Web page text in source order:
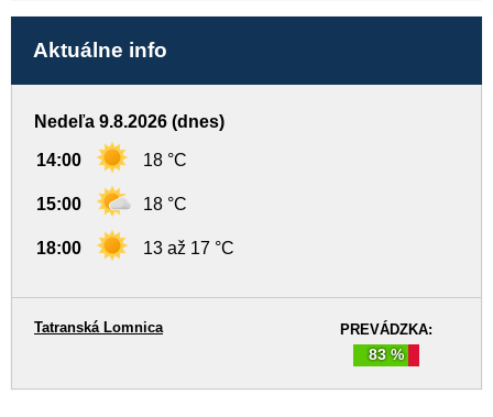
Aktuálne info
Nedeľa 9.8.2026 (dnes)
14:00 18 °C
15:00 18 °C
18:00 13 až 17 °C
PREVÁDZKA:
83 %
Tatranská Lomnica